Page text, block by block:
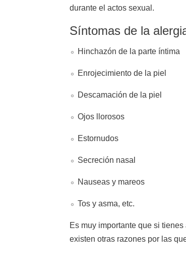
durante el actos sexual.
Síntomas de la
Hinchazón de la parte íntima
Enrojecimiento de la piel
Descamación de la piel
Ojos llorosos
Estornudos
Secreción nasal
Nauseas y mareos
Tos y asma, etc.
Es muy importante que si
existen otras razones por las